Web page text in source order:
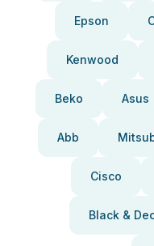
Epson
Kenwood
Beko Asus
Abb
Cisco
Black &